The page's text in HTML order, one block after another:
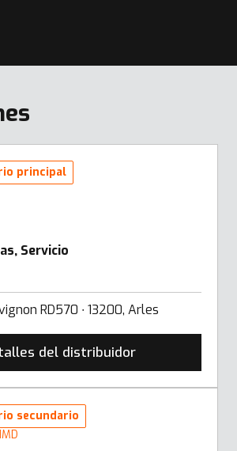
principal
Servicio
RD570 ∙ 13200, Arles
del distribuidor
secundario